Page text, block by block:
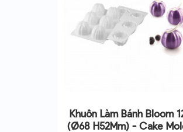
Khuôn Làm Bánh Bloom
(Ø68 H52Mm) - Cake Mold -